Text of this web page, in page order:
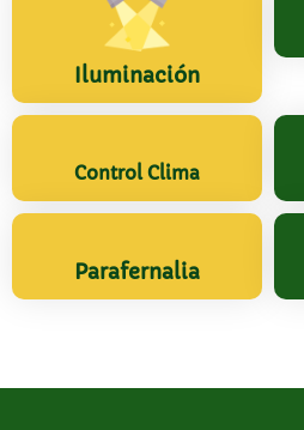
Iluminación
Control Clima
Parafernalia